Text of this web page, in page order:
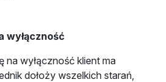
wyłączność
na wyłączność klient ma
dołoży wszelkich starań,